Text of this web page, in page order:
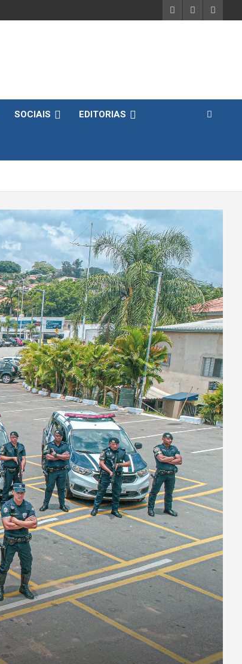
SOCIAIS EDITORIAS